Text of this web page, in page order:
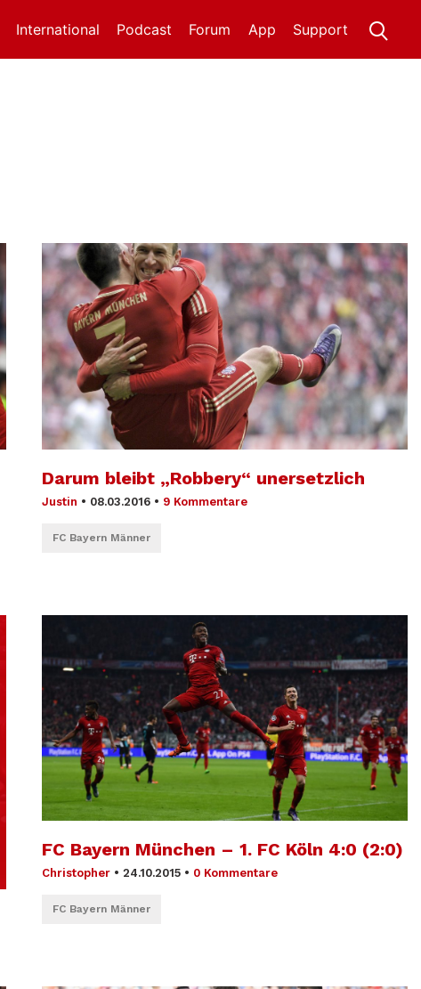
International Support
App
Forum
Podcast
Darum bleibt „Robbery“ unersetzlich
Justin • 08.03.2016 • 9 Kommentare
FC Bayern Männer
FC Bayern München – 1. FC Köln 4:0 (2:0)
Christopher • 24.10.2015 • 0 Kommentare
FC Bayern Männer